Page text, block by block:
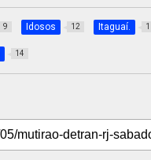
9 Idosos 12 Itaguaí. 1
14